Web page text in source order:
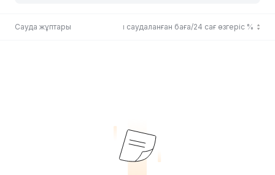
Сауда жұптары Соңғы саудаланған баға/24 сағ өзгеріс %